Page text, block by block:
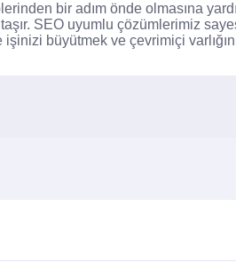
bir adım önde olmasına
taşır. SEO uyumlu çözümlerimiz
işinizi büyütmek ve çevrimiçi